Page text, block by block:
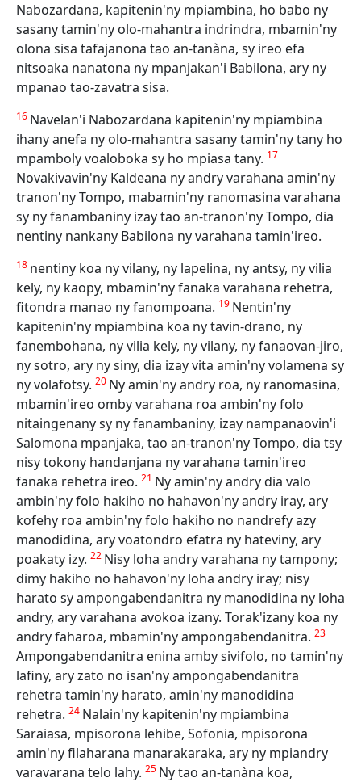
Nabozardana, kapitenin'ny mpiambina, ho babo ny
sasany tamin'ny olo-mahantra indrindra, mbamin'ny
olona sisa tafajanona tao an-tanàna, sy ireo efa
nitsoaka nanatona ny mpanjakan'i Babilona, ary ny
mpanao tao-zavatra sisa.
16 Navelan'i Nabozardana kapitenin'ny mpiambina
ihany anefa ny olo-mahantra sasany tamin'ny tany ho
mpamboly voaloboka sy ho mpiasa tany. 17
Novakivavin'ny Kaldeana ny andry varahana amin'ny
tranon'ny Tompo, mabamin'ny ranomasina varahana
sy ny fanambaniny izay tao an-tranon'ny Tompo, dia
nentiny nankany Babilona ny varahana tamin'ireo.
18 nentiny koa ny vilany, ny lapelina, ny antsy, ny vilia
kely, ny kaopy, mbamin'ny fanaka varahana rehetra,
fitondra manao ny fanompoana. 19 Nentin'ny
kapitenin'ny mpiambina koa ny tavin-drano, ny
fanembohana, ny vilia kely, ny vilany, ny fanaovan-jiro,
ny sotro, ary ny siny, dia izay vita amin'ny volamena sy
ny volafotsy. 20 Ny amin'ny andry roa, ny ranomasina,
mbamin'ireo omby varahana roa ambin'ny folo
nitaingenany sy ny fanambaniny, izay nampanaovin'i
Salomona mpanjaka, tao an-tranon'ny Tompo, dia tsy
nisy tokony handanjana ny varahana tamin'ireo
fanaka rehetra ireo. 21 Ny amin'ny andry dia valo
ambin'ny folo hakiho no hahavon'ny andry iray, ary
kofehy roa ambin'ny folo hakiho no nandrefy azy
manodidina, ary voatondro efatra ny hateviny, ary
poakaty izy. 22 Nisy loha andry varahana ny tampony;
dimy hakiho no hahavon'ny loha andry iray; nisy
harato sy ampongabendanitra ny manodidina ny loha
andry, ary varahana avokoa izany. Torak'izany koa ny
andry faharoa, mbamin'ny ampongabendanitra. 23
Ampongabendanitra enina amby sivifolo, no tamin'ny
lafiny, ary zato no isan'ny ampongabendanitra
rehetra tamin'ny harato, amin'ny manodidina
rehetra. 24 Nalain'ny kapitenin'ny mpiambina
Saraiasa, mpisorona lehibe, Sofonia, mpisorona
amin'ny filaharana manarakaraka, ary ny mpiandry
varavarana telo lahy. 25 Ny tao an-tanàna koa,